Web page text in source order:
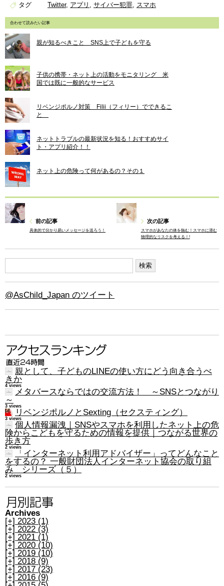
タグ
Twitter アプリ サイバー犯罪 スマホ
合わせて読みたい記事
親が知るべきこと SNS上で子どもを守る
子供の携帯・ネット上の活動をモニタリング 米
国では既に一般的なサービス
リベンジポルノ対策 Filii（フィリー）でできるこ
と
ネットトラブルの最新状況を知る！おすすめサイ
ト・アプリ紹介！！
ネット上の危険って何があるの？その１
前の記事
具体的で分かり易いメッセージを送ろう！
次の記事
スマホがあなたの体を蝕む！スマホに潜む
物理的なリスクを考える！!
@AsChild_Japan のツイート
親として、子どものLINEの使い方にどう向き合うべ
きか
4 views
メタバースならではの交流方法！ ～SNSとつながり
～
3 views
リベンジポルノとSexting（セクスティング）
3 views
個人情報漏洩｜SNSやスマホを利用したネット上の危
険からこどもを守るための情報を提供｜つながる世界の
歩き方
2 views
「インターネット利用アドバイザー」ってどんなこと
をするの？ 一般財団法人インターネット協会の取り組
み シリーズ（５）
2 views
Archives
[+] 2023 (1)
[+] 2022 (3)
[+] 2021 (1)
[+] 2020 (10)
[+] 2019 (10)
[+] 2018 (9)
[+] 2017 (23)
[+] 2016 (9)